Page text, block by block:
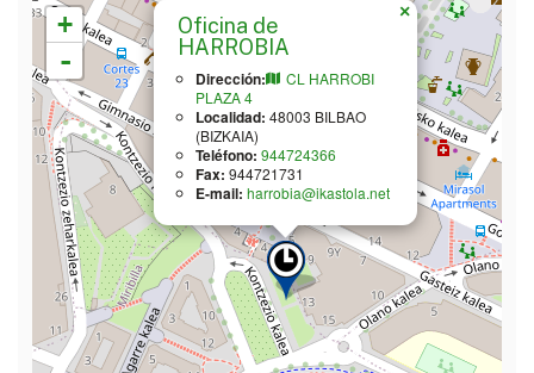
×
Oficina de
HARROBIA
Dirección:
CL HARROBI
PLAZA 4
Localidad: 48003 BILBAO
(BIZKAIA)
Teléfono: 944724366
Fax: 944721731
E-mail: harrobia@ikastola.net
+
-